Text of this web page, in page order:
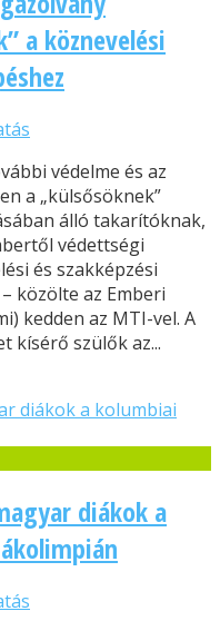
a köznevelési
védelme és az
a „külsősöknek”
álló takarítóknak,
védettségi
és szakképzési
közölte az Emberi
kedden az MTI-vel. A
kísérő szülők az...
diákok a